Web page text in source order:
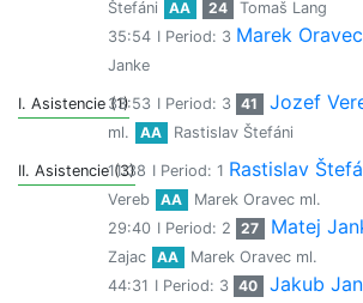
Štefáni
AA 24
Tomaš Lang
35:54 I Period: 3 Marek
Janke
I. Asistencie (1)33:53 I Period: 3 41 Jozef
ml.
AA Rastislav Štefáni
II. Asistencie (3)
11:38 I Period: 1 Rastislav
Vereb
AA
Marek Oravec ml.
29:40 I Period: 2 27 Matej
Zajac
AA
Marek Oravec ml.
44:31 I Period: 3 40 Jakub